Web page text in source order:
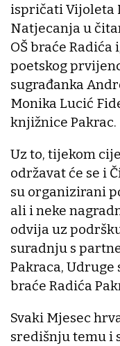
ispričati Vijoleta
Natjecanja u
OŠ braće
poetskog
sugrađanka
Monika Lucić
knjižnice Pakrac.
Uz to, tijekom
održavat će se i
su organizirani
ali i neke
odvija uz
suradnju s
Pakraca, Udruge
braće Radića
Svaki Mjesec
središnju temu i